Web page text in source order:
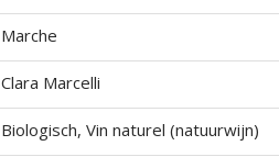
Marche
Clara Marcelli
Biologisch, Vin naturel (natuurwijn)